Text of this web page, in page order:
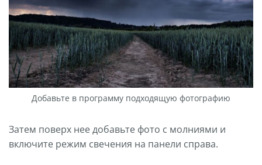
Добавьте в программу подходящую фотографию
Затем поверх нее добавьте фото с молниями и
включите режим свечения на панели справа.